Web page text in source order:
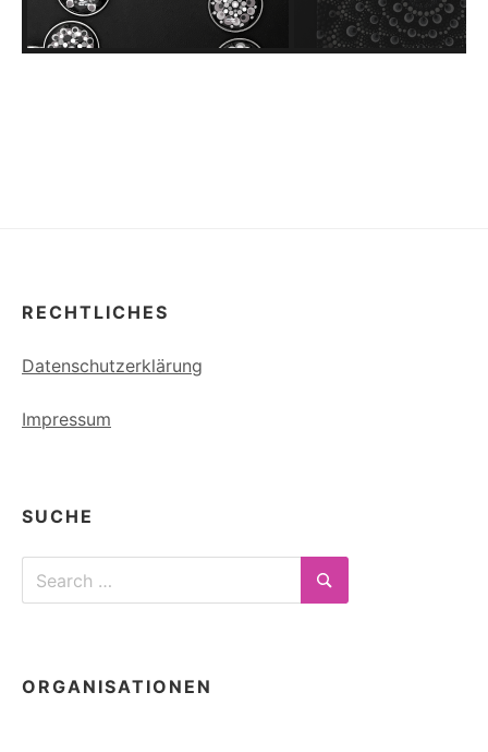
RECHTLICHES
Datenschutzerklärung
Impressum
SUCHE
Search
for:
Search
ORGANISATIONEN